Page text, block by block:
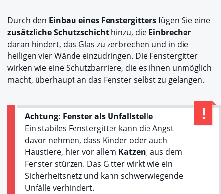
Durch den Einbau eines Fenstergittersfügen Sie eine
zusätzliche Schutzschicht hinzu, die Einbrecher
daran hindert, das Glas zu zerbrechen und in die
heiligen vier Wände einzudringen. Die Fenstergitter
wirken wie eine Schutzbarriere, die es ihnen unmöglich
macht, überhaupt an das Fenster selbst zu gelangen.
Achtung: Fenster als Unfallstelle
Ein stabiles Fenstergitter kann die Angst
davor nehmen, dass Kinder oder auch
Haustiere, hier vor allem Katzen, aus dem
Fenster stürzen. Das Gitter wirkt wie ein
Sicherheitsnetz und kann schwerwiegende
Unfälle verhindert.